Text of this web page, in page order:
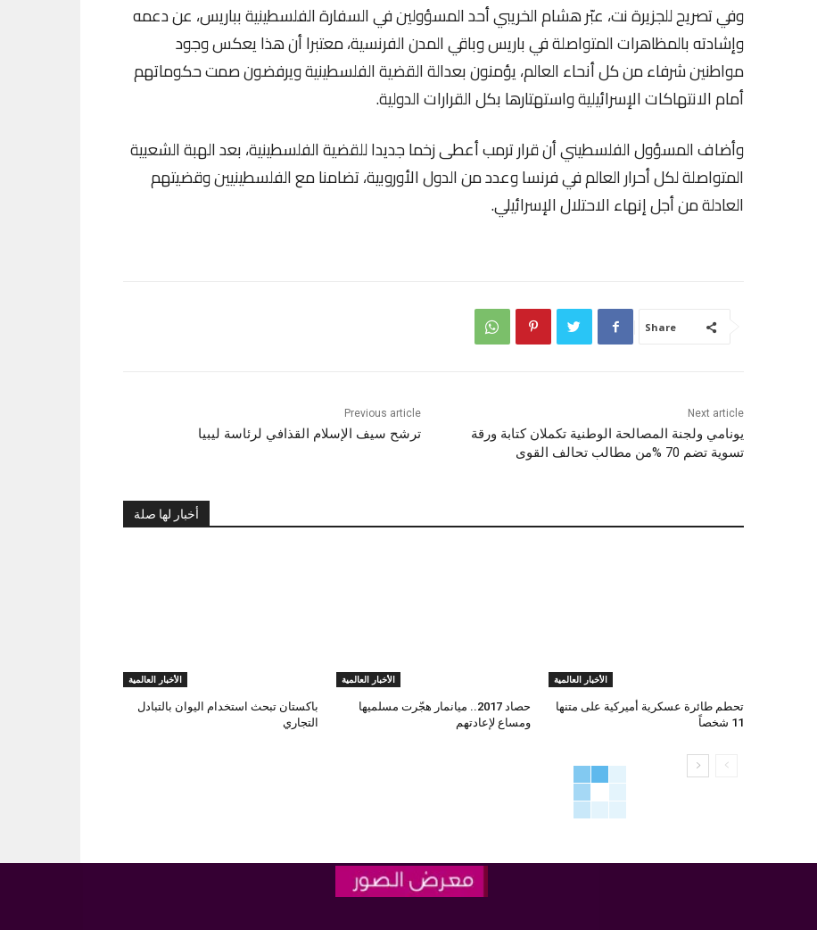
وفي تصريح للجزيرة نت، عبّر هشام الخريبي أحد المسؤولين في السفارة الفلسطينية بباريس، عن دعمه
وإشادته بالمظاهرات المتواصلة في باريس وباقي المدن الفرنسية، معتبرا أن هذا يعكس وجود
مواطنين شرفاء من كل أنحاء العالم، يؤمنون بعدالة القضية الفلسطينية ويرفضون صمت حكوماتهم
أمام الانتهاكات الإسرائيلية واستهتارها بكل القرارات الدولية.
وأضاف المسؤول الفلسطيني أن قرار ترمب أعطى زخما جديدا للقضية الفلسطينية، بعد الهبة الشعبية
المتواصلة لكل أحرار العالم في فرنسا وعدد من الدول الأوروبية، تضامنا مع الفلسطينيين وقضيتهم
العادلة من أجل إنهاء الاحتلال الإسرائيلي.
Share
Previous article
ترشح سيف الإسلام القذافي لرئاسة ليبيا
Next article
يونامي ولجنة المصالحة الوطنية تكملان كتابة ورقة
تسوية تضم 70 %من مطالب تحالف القوى
أخبار لها صلة
الأخبار العالمية
باكستان تبحث استخدام اليوان بالتبادل
التجاري
الأخبار العالمية
حصاد 2017.. ميانمار هجّرت مسلميها
ومساع لإعادتهم
الأخبار العالمية
تحطم طائرة عسكرية أميركية على متنها
11 شخصاً